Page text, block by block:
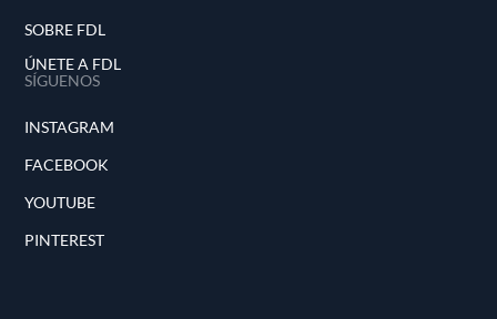
SOBRE FDL
ÚNETE A FDL
SÍGUENOS
INSTAGRAM
FACEBOOK
YOUTUBE
PINTEREST